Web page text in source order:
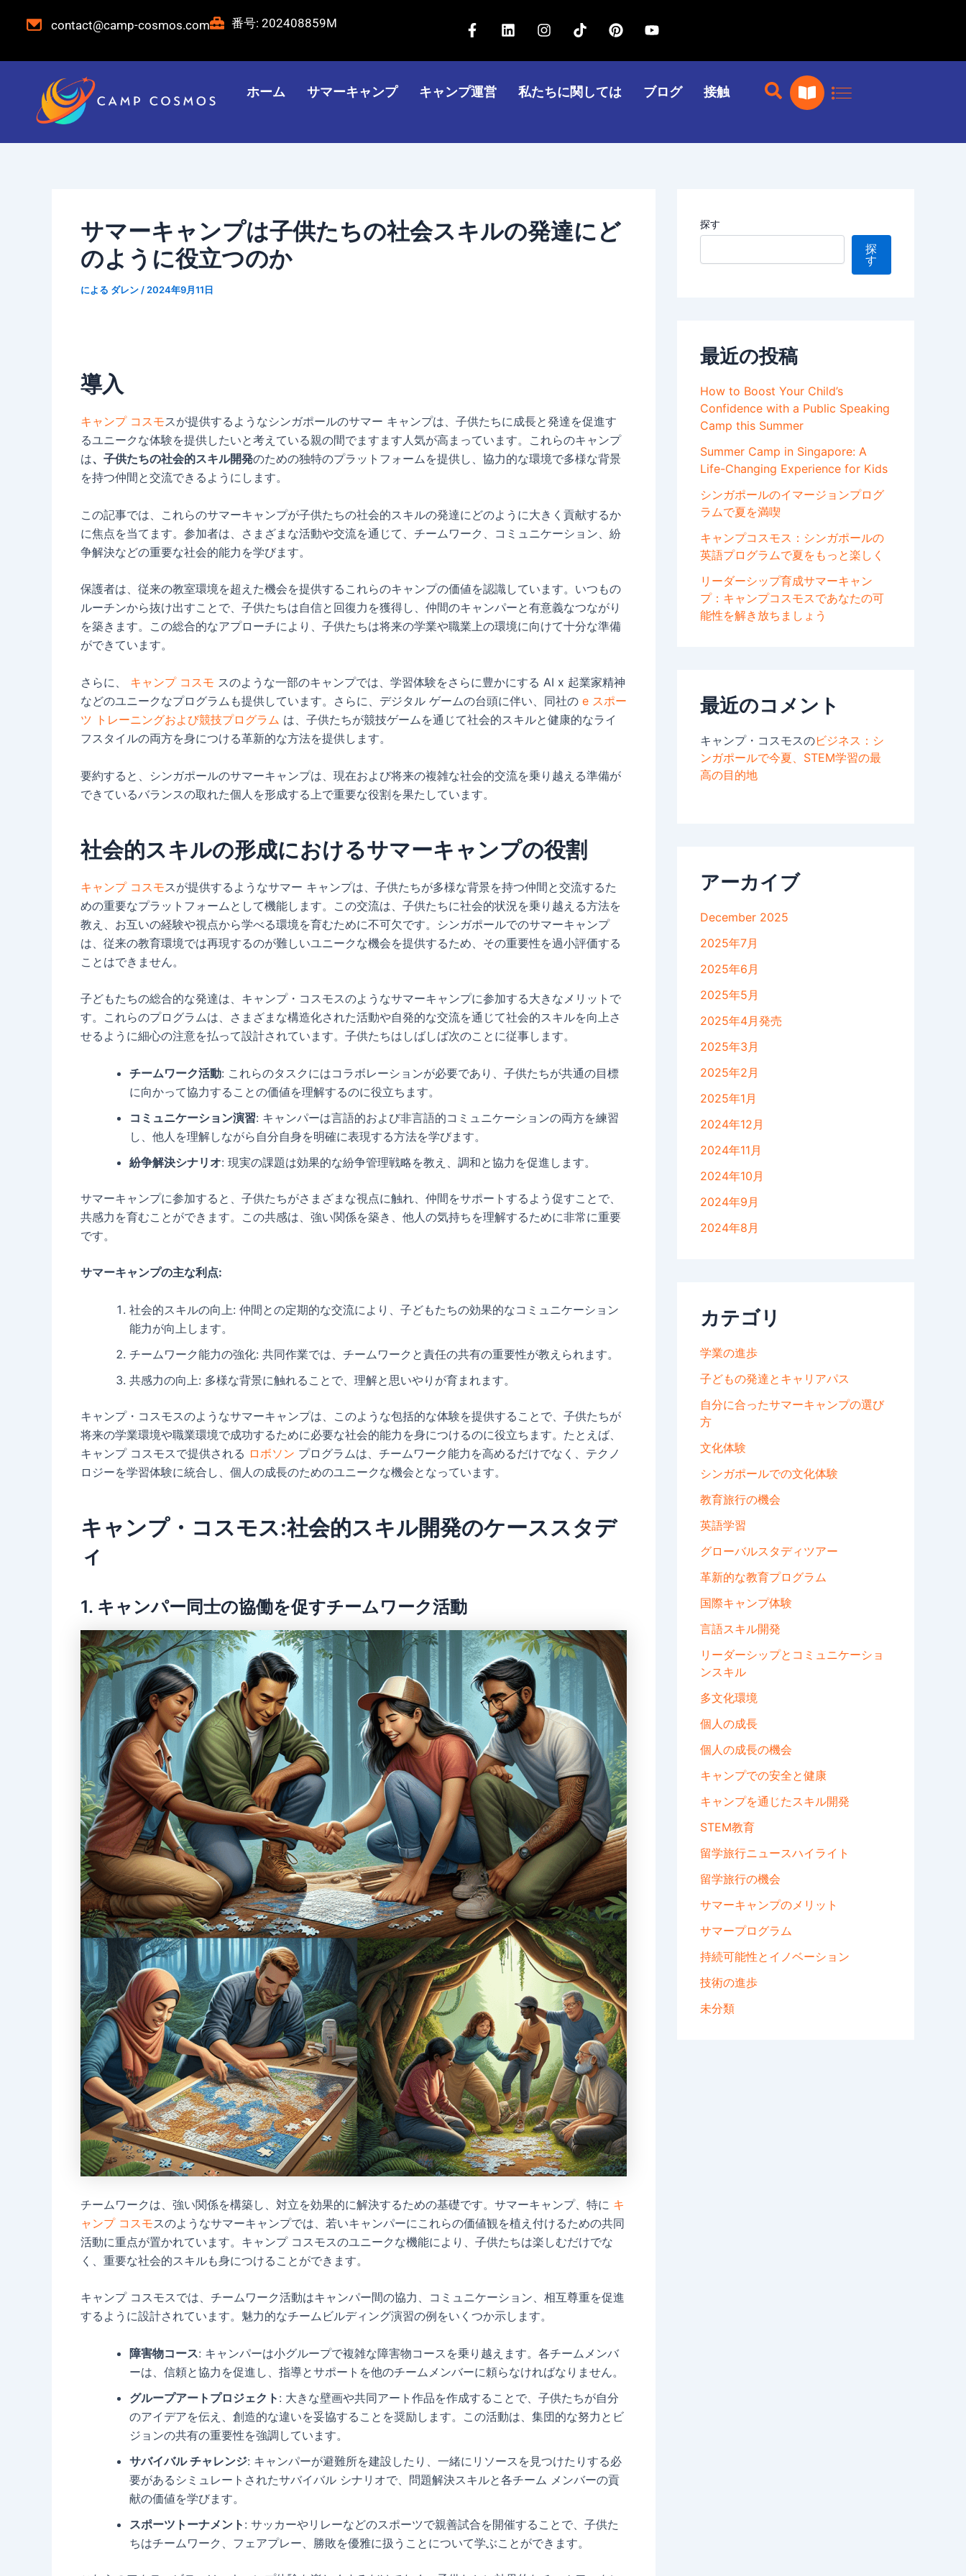
ン
キ
contact@camp-cosmos.com 番号: 202408859M
フ
ェ
ス
ッ
リ
ン
ド
ン
イ
ン
タ
ラ
テ
ィ
ク
ッ
ピ
ン
レ
ト
ユ
ー
ュ
ブ
ホーム サマーキャンプ キャンプ運営 私たちに関しては ブログ 接触
本
を
サマーキャンプは子供たちの社会スキルの発達にど
のように役立つのか
による ダレン / 2024年9月11日
導入
キャンプ コスモスが提供するようなシンガポールのサマー キャンプは、子供たちに成長と発達を促進す
るユニークな体験を提供したいと考えている親の間でますます人気が高まっています。これらのキャンプ
は、子供たちの社会的スキル開発のための独特のプラットフォームを提供し、協力的な環境で多様な背景
を持つ仲間と交流できるようにします。
この記事では、これらのサマーキャンプが子供たちの社会的スキルの発達にどのように大きく貢献するか
に焦点を当てます。参加者は、さまざまな活動や交流を通じて、チームワーク、コミュニケーション、紛
争解決などの重要な社会的能力を学びます。
保護者は、従来の教室環境を超えた機会を提供するこれらのキャンプの価値を認識しています。いつもの
ルーチンから抜け出すことで、子供たちは自信と回復力を獲得し、仲間のキャンパーと有意義なつながり
を築きます。この総合的なアプローチにより、子供たちは将来の学業や職業上の環境に向けて十分な準備
ができています。
さらに、 キャンプ コスモ スのような一部のキャンプでは、学習体験をさらに豊かにする AI x 起業家精神
などのユニークなプログラムも提供しています。さらに、デジタル ゲームの台頭に伴い、同社の e スポー
ツ トレーニングおよび競技プログラム は、子供たちが競技ゲームを通じて社会的スキルと健康的なライ
フスタイルの両方を身につける革新的な方法を提供します。
要約すると、シンガポールのサマーキャンプは、現在および将来の複雑な社会的交流を乗り越える準備が
できているバランスの取れた個人を形成する上で重要な役割を果たしています。
社会的スキルの形成におけるサマーキャンプの役割
キャンプ コスモスが提供するようなサマー キャンプは、子供たちが多様な背景を持つ仲間と交流するた
めの重要なプラットフォームとして機能します。この交流は、子供たちに社会的状況を乗り越える方法を
教え、お互いの経験や視点から学べる環境を育むために不可欠です。シンガポールでのサマーキャンプ
は、従来の教育環境では再現するのが難しいユニークな機会を提供するため、その重要性を過小評価する
ことはできません。
子どもたちの総合的な発達は、キャンプ・コスモスのようなサマーキャンプに参加する大きなメリットで
す。これらのプログラムは、さまざまな構造化された活動や自発的な交流を通じて社会的スキルを向上さ
せるように細心の注意を払って設計されています。子供たちはしばしば次のことに従事します。
チームワーク活動: これらのタスクにはコラボレーションが必要であり、子供たちが共通の目標
に向かって協力することの価値を理解するのに役立ちます。
コミュニケーション演習: キャンパーは言語的および非言語的コミュニケーションの両方を練習
し、他人を理解しながら自分自身を明確に表現する方法を学びます。
紛争解決シナリオ: 現実の課題は効果的な紛争管理戦略を教え、調和と協力を促進します。
サマーキャンプに参加すると、子供たちがさまざまな視点に触れ、仲間をサポートするよう促すことで、
共感力を育むことができます。この共感は、強い関係を築き、他人の気持ちを理解するために非常に重要
です。
サマーキャンプの主な利点:
社会的スキルの向上: 仲間との定期的な交流により、子どもたちの効果的なコミュニケーション
能力が向上します。
チームワーク能力の強化: 共同作業では、チームワークと責任の共有の重要性が教えられます。
共感力の向上: 多様な背景に触れることで、理解と思いやりが育まれます。
キャンプ・コスモスのようなサマーキャンプは、このような包括的な体験を提供することで、子供たちが
将来の学業環境や職業環境で成功するために必要な社会的能力を身につけるのに役立ちます。たとえば、
キャンプ コスモスで提供される ロボソン プログラムは、チームワーク能力を高めるだけでなく、テクノ
ロジーを学習体験に統合し、個人の成長のためのユニークな機会となっています。
キャンプ・コスモス:社会的スキル開発のケーススタデ
ィ
1. キャンパー同士の協働を促すチームワーク活動
チームワークは、強い関係を構築し、対立を効果的に解決するための基礎です。サマーキャンプ、特に キ
ャンプ コスモスのようなサマーキャンプでは、若いキャンパーにこれらの価値観を植え付けるための共同
活動に重点が置かれています。キャンプ コスモスのユニークな機能により、子供たちは楽しむだけでな
く、重要な社会的スキルも身につけることができます。
キャンプ コスモスでは、チームワーク活動はキャンパー間の協力、コミュニケーション、相互尊重を促進
するように設計されています。魅力的なチームビルディング演習の例をいくつか示します。
障害物コース: キャンパーは小グループで複雑な障害物コースを乗り越えます。各チームメンバ
ーは、信頼と協力を促進し、指導とサポートを他のチームメンバーに頼らなければなりません。
グループアートプロジェクト : 大きな壁画や共同アート作品を作成することで、子供たちが自分
のアイデアを伝え、創造的な違いを妥協することを奨励します。この活動は、集団的な努力とビ
ジョンの共有の重要性を強調しています。
サバイバル チャレンジ: キャンパーが避難所を建設したり、一緒にリソースを見つけたりする必
要があるシミュレートされたサバイバル シナリオで、問題解決スキルと各チーム メンバーの貢
献の価値を学びます。
スポーツトーナメント : サッカーやリレーなどのスポーツで親善試合を開催することで、子供た
ちはチームワーク、フェアプレー、勝敗を優雅に扱うことについて学ぶことができます。
稿
ビ
ゲ
ー
シ
ョ
探す
探
す
最近の投稿
How to Boost Your Child’s
Confidence with a Public Speaking
Camp this Summer
Summer Camp in Singapore: A
Life-Changing Experience for Kids
シンガポールのイマージョンプログ
ラムで夏を満喫
キャンプコスモス：シンガポールの
英語プログラムで夏をもっと楽しく
リーダーシップ育成サマーキャン
プ：キャンプコスモスであなたの可
能性を解き放ちましょう
最近のコメント
キャンプ・コスモスのビジネス ：シ
ンガポールで今夏、STEM学習の最
高の目的地
アーカイブ
December 2025
2025年7月
2025年6月
2025年5月
2025年4月発売
2025年3月
2025年2月
2025年1月
2024年12月
2024年11月
2024年10月
2024年9月
2024年8月
カテゴリ
学業の進歩
子どもの発達とキャリアパス
自分に合ったサマーキャンプの選び
方
文化体験
シンガポールでの文化体験
教育旅行の機会
英語学習
グローバルスタディツアー
革新的な教育プログラム
国際キャンプ体験
言語スキル開発
リーダーシップとコミュニケーショ
ンスキル
多文化環境
個人の成長
個人の成長の機会
キャンプでの安全と健康
キャンプを通じたスキル開発
STEM教育
留学旅行ニュースハイライト
留学旅行の機会
サマーキャンプのメリット
サマープログラム
持続可能性とイノベーション
技術の進歩
未分類